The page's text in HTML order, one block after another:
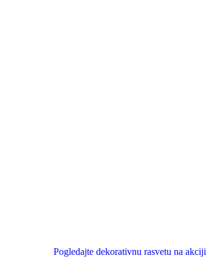
Pogledajte dekorativnu rasvetu na akciji